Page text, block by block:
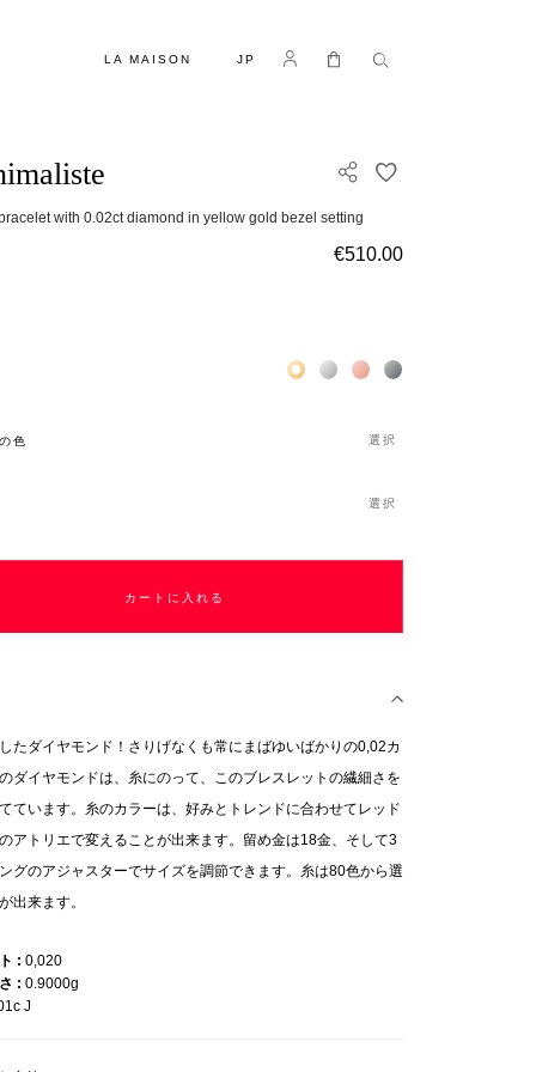
LA MAISON JP Log in マイカート
with 0.02ct diamond in yellow gold bezel setting
€510.00
Жёлтое золото 18К
Белое золото 18К
Розовое золото 18К
Чёрное золото 18К
色 選択
選択
カートに入れる
たダイヤモンド！さりげなくも常にまばゆいばかりの0,02カ
ダイヤモンドは、糸にのって、このブレスレットの繊細さを
ています。糸のカラーは、好みとトレンドに合わせてレッド
アトリエで変えることが出来ます。留め金は18金、そして3
グのアジャスターでサイズを調節できます。糸は80色から選
出来ます。
0,020
0.9000g
J